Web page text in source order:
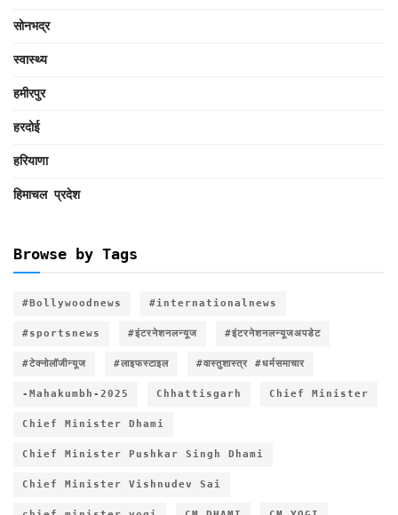
सोनभद्र
स्वास्थ्य
हमीरपुर
हरदोई
हरियाणा
हिमाचल प्रदेश
Browse by Tags
#Bollywoodnews #internationalnews
#sportsnews #इंटरनेशनलन्यूज #इंटरनेशनलन्यूजअपडेट
#टेक्नोलॉजीन्यूज #लाइफस्टाइल #वास्तुशास्त्र #धर्मसमाचार
-Mahakumbh-2025 Chhattisgarh Chief Minister
Chief Minister Dhami
Chief Minister Pushkar Singh Dhami
Chief Minister Vishnudev Sai